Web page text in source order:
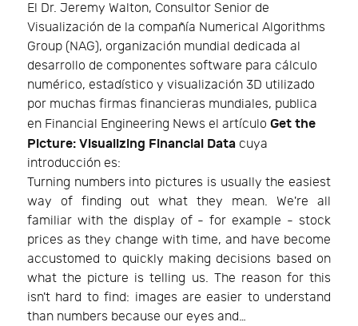
El Dr. Jeremy Walton, Consultor Senior de
Visualización de la compañía Numerical Algorithms
Group (NAG), organización mundial dedicada al
desarrollo de componentes software para cálculo
numérico, estadístico y visualización 3D utilizado
por muchas firmas financieras mundiales, publica
en Financial Engineering News el artículo Get the
Picture: Visualizing Financial Data cuya
introducción es:
Turning numbers into pictures is usually the easiest
way of finding out what they mean. We're all
familiar with the display of - for example - stock
prices as they change with time, and have become
accustomed to quickly making decisions based on
what the picture is telling us. The reason for this
isn't hard to find: images are easier to understand
than numbers because our eyes and…